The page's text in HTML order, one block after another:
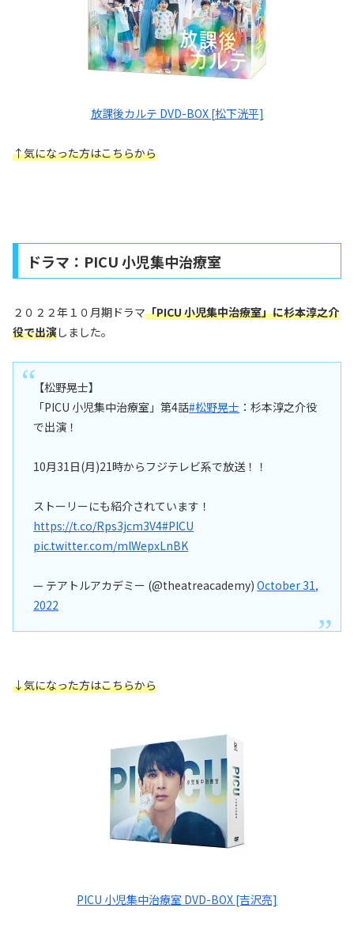
放課後カルテ DVD-BOX [松下洸平]
↑気になった方はこちらから
ドラマ：PICU 小児集中治療室
２０２２年１０月期ドラマ「PICU 小児集中治療室」に杉本淳之介
役で出演しました。
【松野晃士】
「PICU 小児集中治療室」第4話#松野晃士 ：杉本淳之介役
で出演！
10月31日(月)21時からフジテレビ系で放送！！
ストーリーにも紹介されています！
https://t.co/Rps3jcm3V4#PICU
pic.twitter.com/mlWepxLnBK
— テアトルアカデミー (@theatreacademy)October 31,
2022
↓気になった方はこちらから
PICU 小児集中治療室 DVD-BOX [吉沢亮]